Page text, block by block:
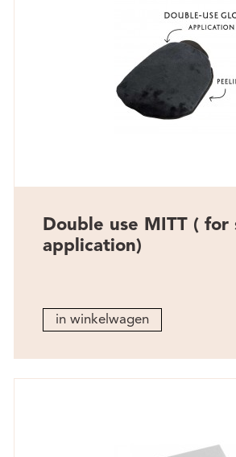
Double use MITT ( for
application)
in winkelwagen